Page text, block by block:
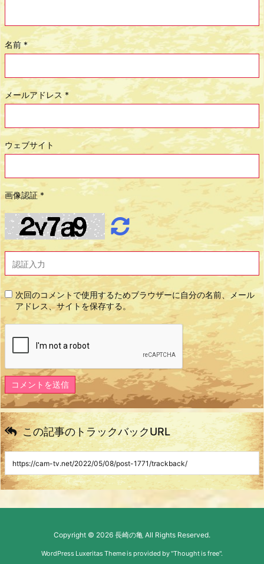
名前 *
メールアドレス *
ウェブサイト
画像認証 *
次回のコメントで使用するためブラウザーに自分の名前、メール
アドレス、サイトを保存する。
この記事のトラックバックURL
Copyright © 2026 長崎の亀 All Rights Reserved.
WordPress Luxeritas Theme is provided by "Thought is free".